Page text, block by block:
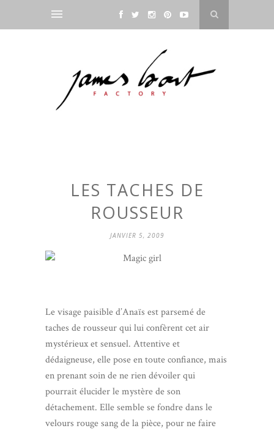
LES TACHES DE
ROUSSEUR
JANVIER 5, 2009
Le visage paisible d’Anaïs est parsemé de
taches de rousseur qui lui confèrent cet air
mystérieux et sensuel. Attentive et
dédaigneuse, elle pose en toute confiance, mais
en prenant soin de ne rien dévoiler qui
pourrait élucider le mystère de son
détachement. Elle semble se fondre dans le
velours rouge sang de la pièce, pour ne faire